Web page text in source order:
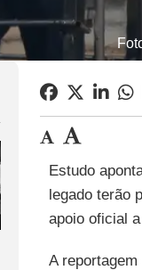
Estudo
legado terão
apoio oficial a
A reportagem